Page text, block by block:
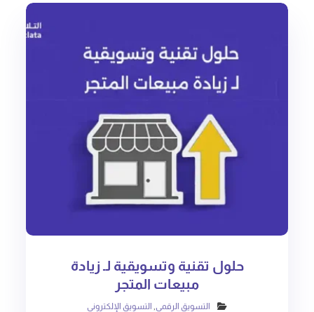
حلول تقنية وتسويقية لـ زيادة
مبيعات المتجر
التسويق الرقمي التسويق الإلكتروني